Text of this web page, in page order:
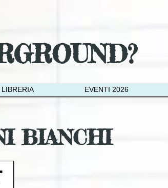
LIBRERIA EVENTI 2026
BIANCHI